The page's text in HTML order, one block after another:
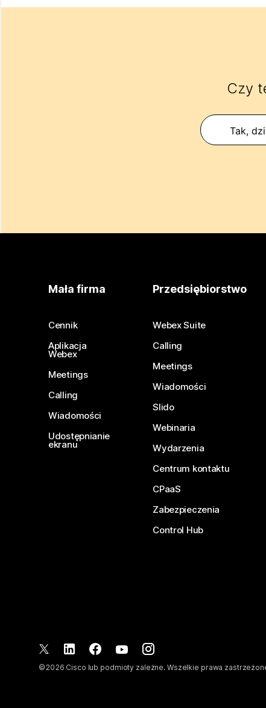
Czy
Tak,
Mała firma
Cennik
Aplikacja
Webex
Meetings
Calling
Wiadomości
Udostępnianie
ekranu
Przedsiębiorstwo
Webex Suite
Calling
Meetings
Wiadomości
Slido
Webinaria
Wydarzenia
Centrum kontaktu
CPaaS
Zabezpieczenia
Control Hub
©2026 Cisco lub podmioty zależne. Wszelkie prawa